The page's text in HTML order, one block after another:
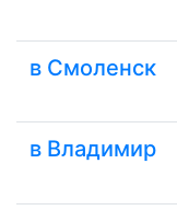
в Смоленск
в Владимир